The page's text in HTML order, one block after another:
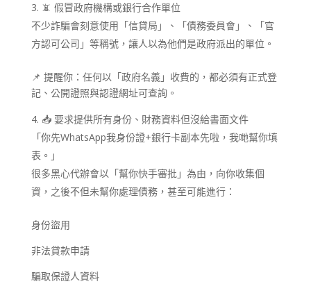
📵 假冒政府機構或銀行合作單位
不少詐騙會刻意使用「信貸局」、「債務委員會」、「官
方認可公司」等稱號，讓人以為他們是政府派出的單位。
📌 提醒你：任何以「政府名義」收費的，都必須有正式登
記、公開證照與認證網址可查詢。
📥 要求提供所有身份、財務資料但沒給書面文件
「你先WhatsApp我身份證+銀行卡副本先啦，我哋幫你填
表。」
很多黑心代辦會以「幫你快手審批」為由，向你收集個
資，之後不但未幫你處理債務，甚至可能進行：
身份盜用
非法貸款申請
騙取保證人資料